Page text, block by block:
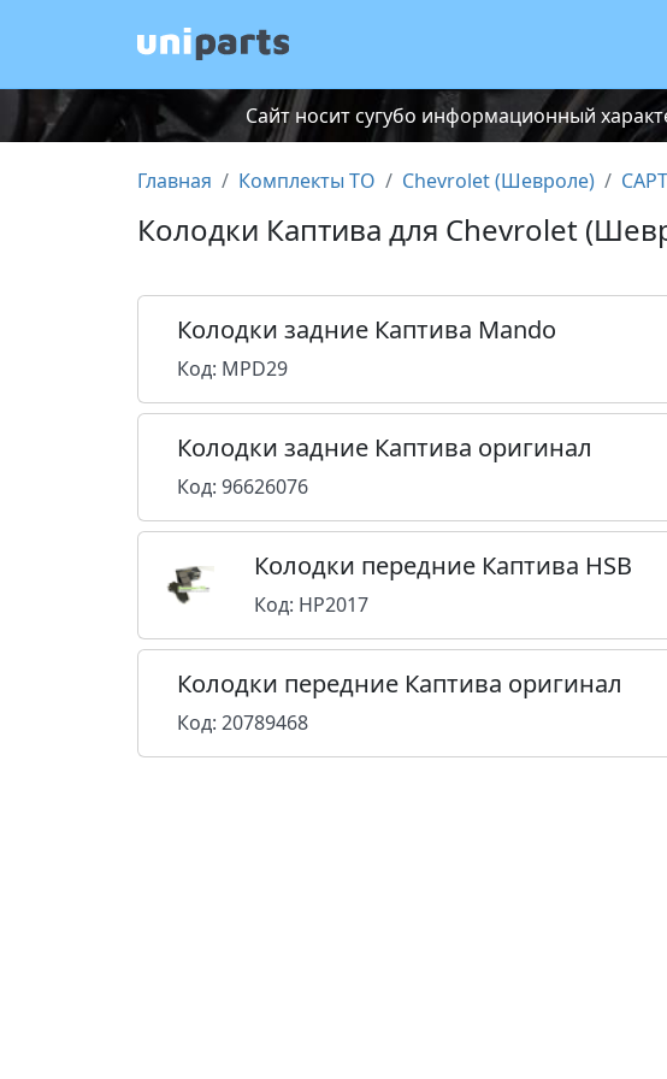
Сайт носит сугубо информационный
Главная Комплекты ТО Chevrolet (Шевроле)
Колодки Каптива для Chevrolet
Колодки задние Каптива Mando
Код: MPD29
Колодки задние Каптива оригинал
Код: 96626076
Колодки передние Каптива HSB
Код: HP2017
Колодки передние Каптива оригинал
Код: 20789468